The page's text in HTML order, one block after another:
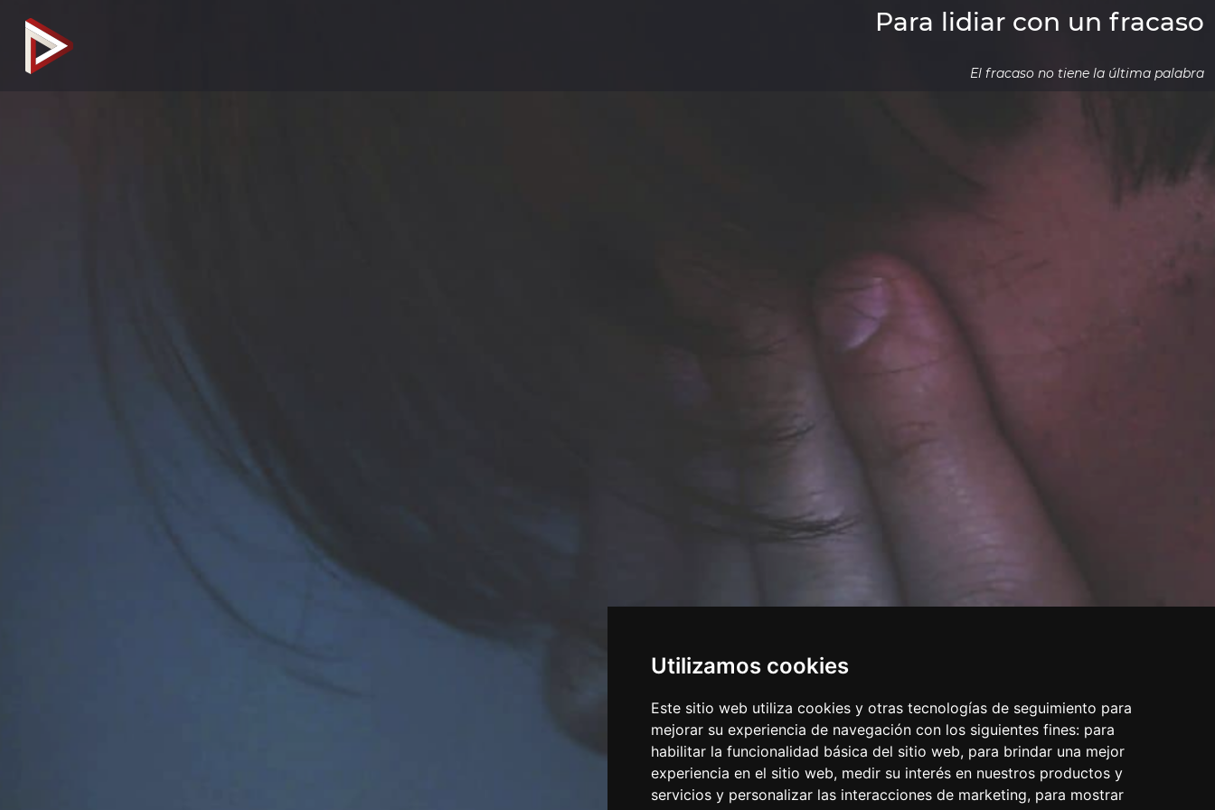
Utilizamos cookies
Este sitio web utiliza cookies y otras tecnologías de seguimiento para
mejorar su experiencia de navegación con los siguientes fines: para
habilitar la funcionalidad básica del sitio web, para brindar una mejor
experiencia en el sitio web, medir su interés en nuestros productos y
servicios y personalizar las interacciones de marketing, para mostrar
Para lidiar con un fracaso
El fracaso no tiene la última palabra